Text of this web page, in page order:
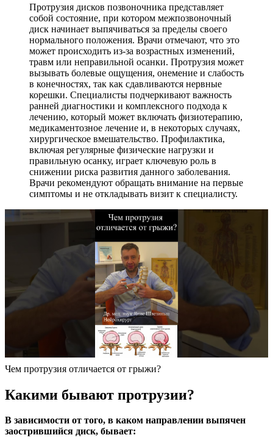
Протрузия дисков позвоночника представляет
собой состояние, при котором межпозвоночный
диск начинает выпячиваться за пределы своего
нормального положения. Врачи отмечают, что это
может происходить из-за возрастных изменений,
травм или неправильной осанки. Протрузия может
вызывать болевые ощущения, онемение и слабость
в конечностях, так как сдавливаются нервные
корешки. Специалисты подчеркивают важность
ранней диагностики и комплексного подхода к
лечению, который может включать физиотерапию,
медикаментозное лечение и, в некоторых случаях,
хирургическое вмешательство. Профилактика,
включая регулярные физические нагрузки и
правильную осанку, играет ключевую роль в
снижении риска развития данного заболевания.
Врачи рекомендуют обращать внимание на первые
симптомы и не откладывать визит к специалисту.
Чем протрузия отличается от грыжи?
Какими бывают протрузии?
В зависимости от того, в каком направлении выпячен
заострившийся диск, бывает: